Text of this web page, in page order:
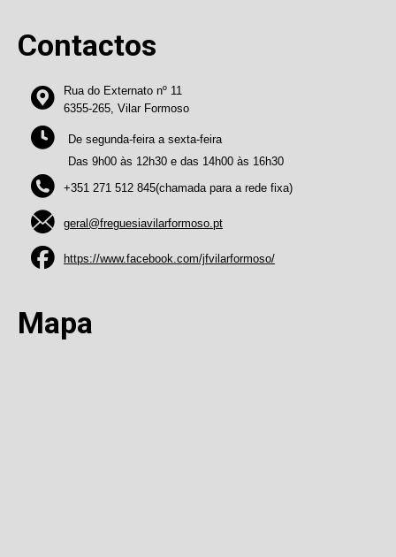
Contactos
Rua do Externato nº 11
6355-265, Vilar Formoso
De segunda-feira a sexta-feira
Das 9h00 às 12h30 e das 14h00 às 16h30
+351 271 512 845(chamada para a rede fixa)
geral@freguesiavilarformoso.pt
https://www.facebook.com/jfvilarformoso/
Mapa